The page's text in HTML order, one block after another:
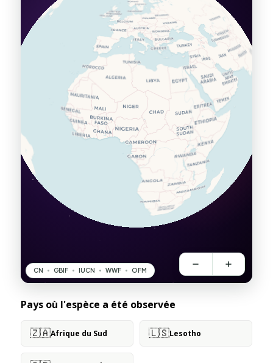
Pays où l'espèce a été observée
🇿🇦Afrique du Sud 🇱🇸Lesotho